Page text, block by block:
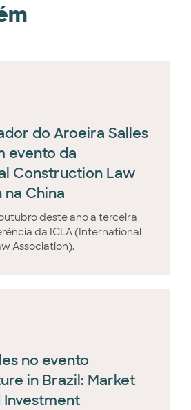
do Aroeira Salles
evento da
Construction Law
China
deste ano a terceira
da ICLA (International
Association).
no evento
in Brazil: Market
Investment